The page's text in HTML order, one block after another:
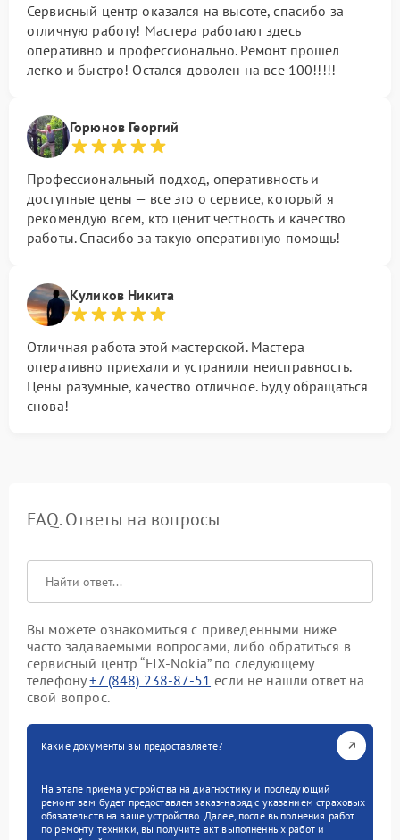
Сервисный центр оказался на высоте, спасибо за
отличную работу! Мастера работают здесь
оперативно и профессионально. Ремонт прошел
легко и быстро! Остался доволен на все 100!!!!!
Горюнов Георгий
Профессиональный подход, оперативность и
доступные цены — все это о сервисе, который я
рекомендую всем, кто ценит честность и качество
работы. Спасибо за такую оперативную помощь!
Куликов Никита
Отличная работа этой мастерской. Мастера
оперативно приехали и устранили неисправность.
Цены разумные, качество отличное. Буду обращаться
снова!
FAQ. Ответы на вопросы
Вы можете ознакомиться с приведенными ниже
часто задаваемыми вопросами, либо обратиться в
сервисный центр “FIX-Nokia” по следующему
телефону+7 (848) 238-87-51 если не нашли ответ на
свой вопрос.
Какие документы вы предоставляете?
На этапе приема устройства на диагностику и последующий
ремонт вам будет предоставлен заказ-наряд с указанием страховых
обязательств на ваше устройство. Далее, после выполнения работ
по ремонту техники, вы получите акт выполненных работ и